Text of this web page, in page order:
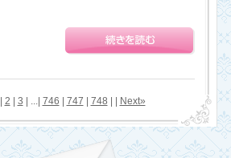
2 3 | ...| 746 747 748 Next»